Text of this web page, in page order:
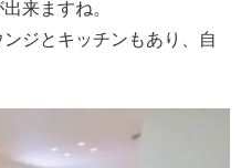
来ますね。
ジとキッチンもあり、自